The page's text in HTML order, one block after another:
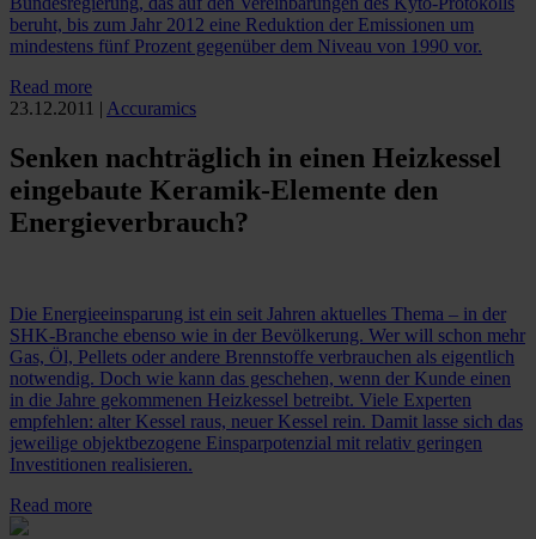
beruht, bis zum Jahr 2012 eine Reduktion der Emissionen um
mindestens fünf Prozent gegenüber dem Niveau von 1990 vor.
Read more
23.12.2011 | Accuramics
Senken nachträglich in einen Heizkessel
eingebaute Keramik-Elemente den
Energieverbrauch?
Die Energieeinsparung ist ein seit Jahren aktuelles Thema – in der
SHK-Branche ebenso wie in der Bevölkerung. Wer will schon mehr
Gas, Öl, Pellets oder andere Brennstoffe verbrauchen als eigentlich
notwendig. Doch wie kann das geschehen, wenn der Kunde einen
in die Jahre gekommenen Heizkessel betreibt. Viele Experten
empfehlen: alter Kessel raus, neuer Kessel rein. Damit lasse sich das
jeweilige objektbezogene Einsparpotenzial mit relativ geringen
Investitionen realisieren.
Read more